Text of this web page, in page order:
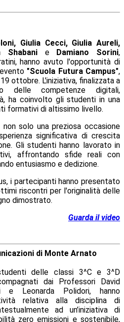
Giulia Cecci, Giulia Aureli,
Shabani e Damiano Sorini,
hanno avuto l'opportunità di
"Scuola Futura Campus",
ottobre. L'iniziativa, finalizzata a
delle competenze digitali,
ha coinvolto gli studenti in una
formativi di altissimo livello.
solo una preziosa occasione
significativa di crescita
Gli studenti hanno lavorato in
affrontando sfide reali con
entusiasmo e dedizione.
i partecipanti hanno presentato
riscontri per l'originalità delle
dimostrato.
Guarda il video
di Monte Arnato
delle classi 3^C e 3^D
dai Professori David
e Leonarda Polidori, hanno
relativa alla disciplina di
ad un’iniziativa di
zero emissioni e sostenibile,